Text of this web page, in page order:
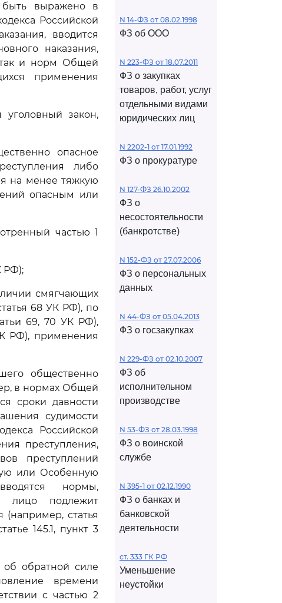
выражено в
Российской
вводится
наказания,
так и норм Общей
применения
закон,
опасное
либо
на менее тяжкую
опасным или
частью 1
РФ);
смягчающих
68 УК РФ), по
69, 70 УК РФ),
РФ), применения
общественно
в нормах Общей
сроки давности
судимости
Российской
преступления,
преступлений
или Особенную
нормы,
лицо подлежит
(например, статья
145.1, пункт 3
обратной силе
времени
с частью 2
N 14-ФЗ от 08.02.1998
ФЗ об ООО
N 223-ФЗ от 18.07.2011
ФЗ о закупках
товаров, работ, услуг
отдельными видами
юридических лиц
N 2202-1 от 17.01.1992
ФЗ о прокуратуре
N 127-ФЗ 26.10.2002
ФЗ о
несостоятельности
(банкротстве)
N 152-ФЗ от 27.07.2006
ФЗ о персональных
данных
N 44-ФЗ от 05.04.2013
ФЗ о госзакупках
N 229-ФЗ от 02.10.2007
ФЗ об
исполнительном
производстве
N 53-ФЗ от 28.03.1998
ФЗ о воинской
службе
N 395-1 от 02.12.1990
ФЗ о банках и
банковской
деятельности
ст. 333 ГК РФ
Уменьшение
неустойки